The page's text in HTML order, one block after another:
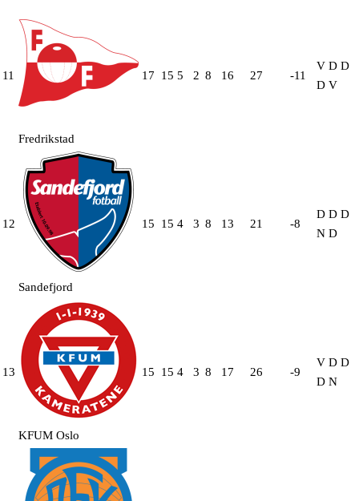
11
Fredrikstad
17 15 5 2 8 16 27 -11
V D D
D V
12
Sandefjord
15 15 4 3 8 13 21 -8
D D D
N D
13
KFUM Oslo
15 15 4 3 8 17 26 -9
V D D
D N